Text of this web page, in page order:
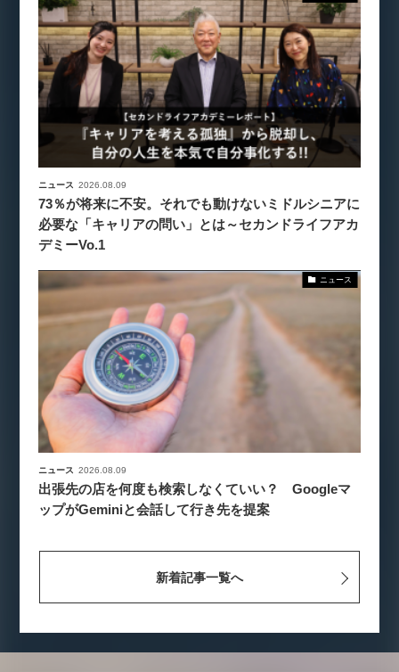
ニュース 2026.08.09
73％が将来に不安。それでも動けないミドルシニアに
必要な「キャリアの問い」とは～セカンドライフアカ
デミーVo.1
ニュース
ニュース 2026.08.09
出張先の店を何度も検索しなくていい？ Googleマ
ップがGeminiと会話して行き先を提案
新着記事一覧へ